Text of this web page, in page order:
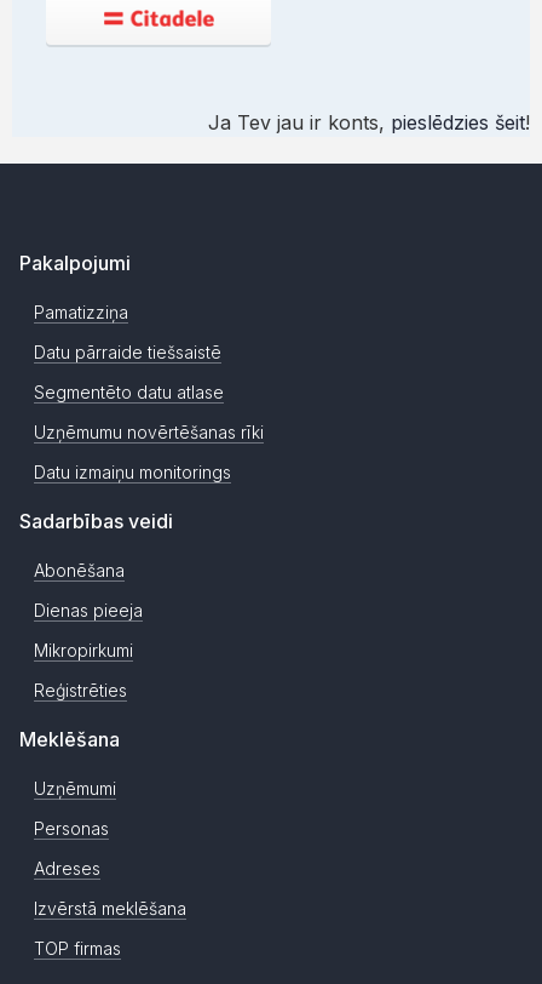
Ja Tev jau ir konts, pieslēdzies šeit!
Pakalpojumi
Pamatizziņa
Datu pārraide tiešsaistē
Segmentēto datu atlase
Uzņēmumu novērtēšanas rīki
Datu izmaiņu monitorings
Sadarbības veidi
Abonēšana
Dienas pieeja
Mikropirkumi
Reģistrēties
Meklēšana
Uzņēmumi
Personas
Adreses
Izvērstā meklēšana
TOP firmas